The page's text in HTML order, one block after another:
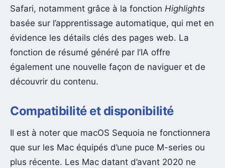
Safari, notamment grâce à la fonction Highlights
basée sur l’apprentissage automatique, qui met en
évidence les détails clés des pages web. La
fonction de résumé généré par l’IA offre
également une nouvelle façon de naviguer et de
découvrir du contenu.
Compatibilité et disponibilité
Il est à noter que macOS Sequoia ne fonctionnera
que sur les Mac équipés d’une puce M-series ou
plus récente. Les Mac datant d’avant 2020 ne